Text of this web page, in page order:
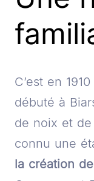
C’est en
débuté à
de noix et
connu une
la création